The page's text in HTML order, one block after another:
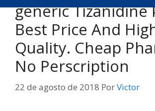
generic Tizanidine
Best Price And
Quality. Cheap
No Perscription
22 de agosto de 2018 PorVictor